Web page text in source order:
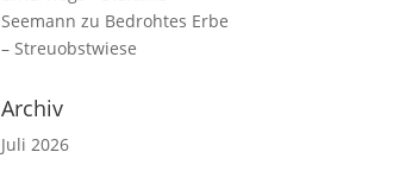
Seemann zu Bedrohtes Erbe
– Streuobstwiese
Archiv
Juli 2026